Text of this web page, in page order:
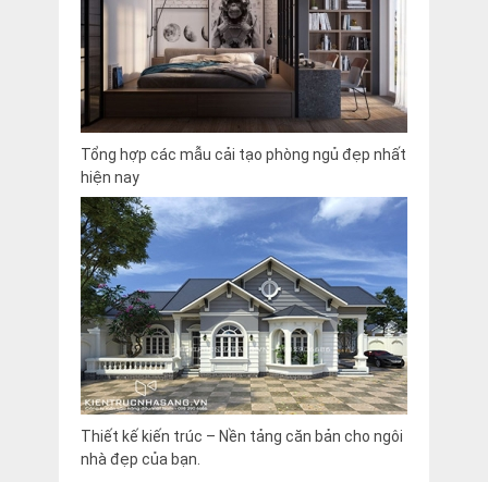
Tổng hợp các mẫu cải tạo phòng ngủ đẹp nhất
hiện nay
Thiết kế kiến trúc – Nền tảng căn bản cho ngôi
nhà đẹp của bạn.